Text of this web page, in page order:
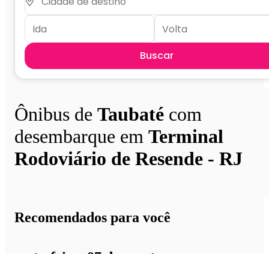
Buscar
Ônibus de Taubaté com
desembarque em Terminal
Rodoviário de Resende - RJ
Recomendados para você